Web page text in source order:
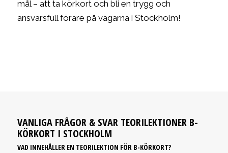
mål – att ta körkort och bli en trygg och
ansvarsfull förare på vägarna i Stockholm!
VANLIGA FRÅGOR & SVAR TEORILEKTIONER B-
KÖRKORT I STOCKHOLM
VAD INNEHÅLLER EN TEORILEKTION FÖR B-KÖRKORT?